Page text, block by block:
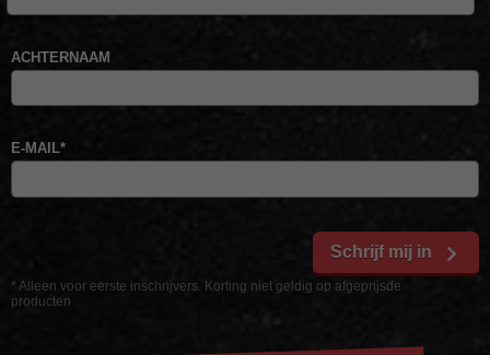
* Alleen voor eerste inschrijvers. Korting niet geldig op afgeprijsde
producten
ACHTERNAAM
E-MAIL*
Schrijf mij in